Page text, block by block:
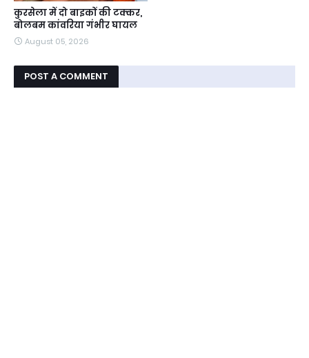
कुरसेला में दो बाइकों की टक्कर,
बोलबम कांवरिया गंभीर घायल
August 05, 2026
POST A COMMENT